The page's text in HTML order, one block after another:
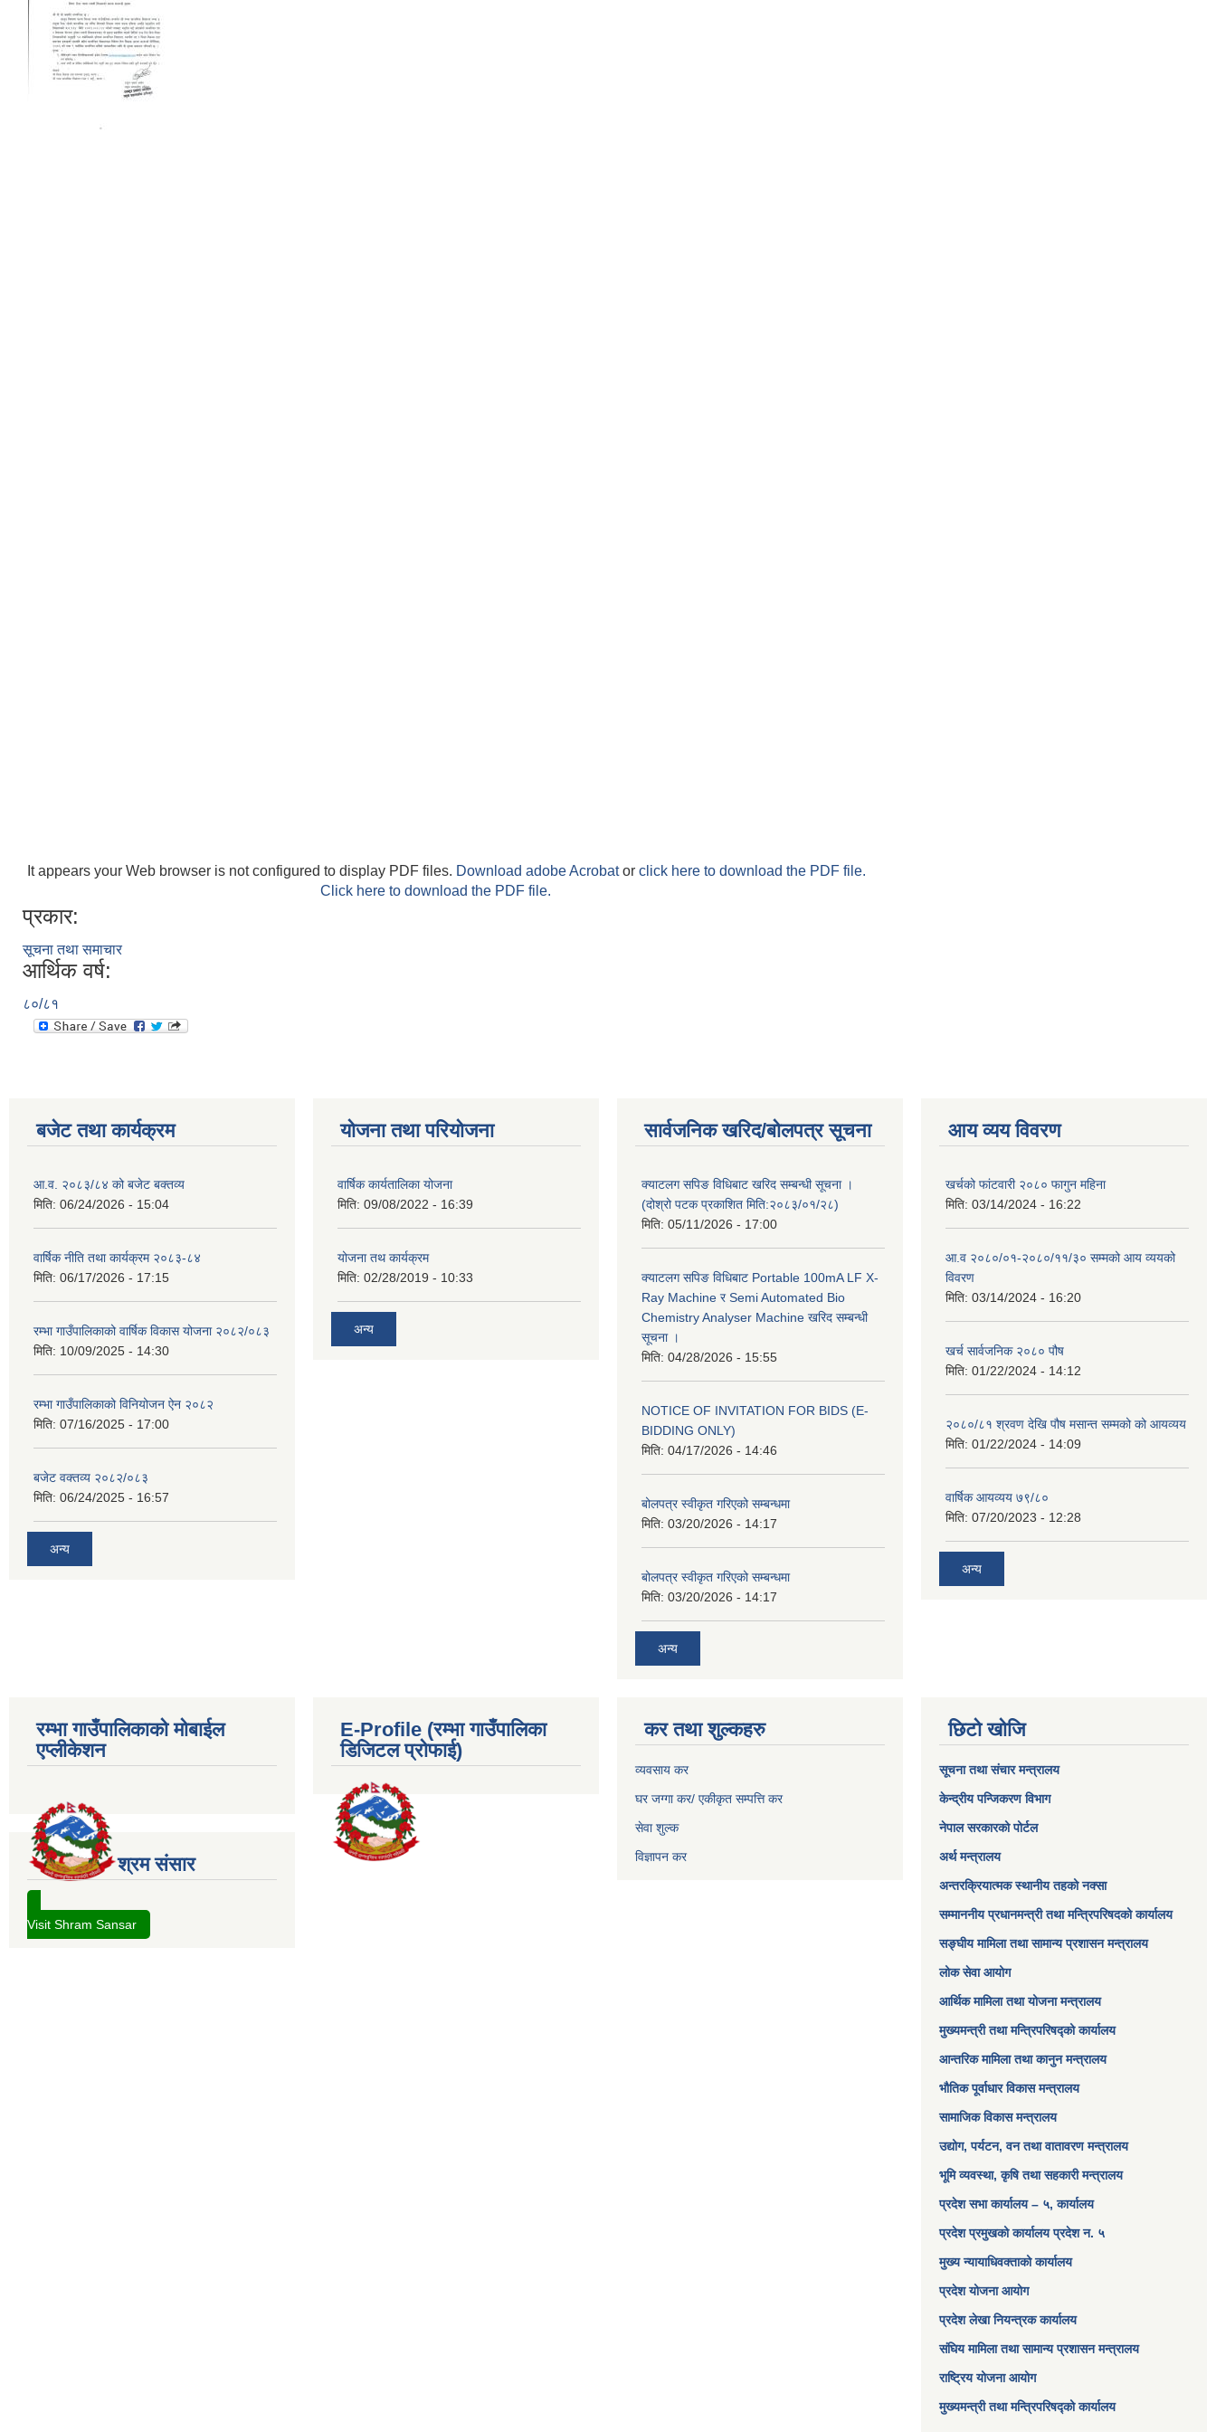
It appears your Web browser is not configured to display PDF files. Download adobe Acrobator click here to download the PDF file.
Click here to download the PDF file.
प्रकार:
सूचना तथा समाचार
आर्थिक वर्ष:
८०/८१
बजेट तथा कार्यक्रम
आ.व. २०८३/८४ को बजेट बक्तव्य
मिति: 06/24/2026 - 15:04
वार्षिक नीति तथा कार्यक्रम २०८३-८४
मिति: 06/17/2026 - 17:15
रम्भा गाउँपालिकाको वार्षिक विकास योजना २०८२/०८३
मिति: 10/09/2025 - 14:30
रम्भा गाउँपालिकाको विनियोजन ऐन २०८२
मिति: 07/16/2025 - 17:00
बजेट वक्तव्य २०८२/०८३
मिति: 06/24/2025 - 16:57
अन्य
योजना तथा परियोजना
वार्षिक कार्यतालिका योजना
मिति: 09/08/2022 - 16:39
योजना तथ कार्यक्रम
मिति: 02/28/2019 - 10:33
अन्य
सार्वजनिक खरिद/बोलपत्र सूचना
क्याटलग सपिङ विधिबाट खरिद सम्बन्धी सूचना ।
(दोश्रो पटक प्रकाशित मिति:२०८३/०१/२८)
मिति: 05/11/2026 - 17:00
क्याटलग सपिङ विधिबाट Portable 100mA LF X-
Ray Machine र Semi Automated Bio
Chemistry Analyser Machine खरिद सम्बन्धी
सूचना ।
मिति: 04/28/2026 - 15:55
NOTICE OF INVITATION FOR BIDS (E-
BIDDING ONLY)
मिति: 04/17/2026 - 14:46
बोलपत्र स्वीकृत गरिएको सम्बन्धमा
मिति: 03/20/2026 - 14:17
बोलपत्र स्वीकृत गरिएको सम्बन्धमा
मिति: 03/20/2026 - 14:17
अन्य
आय व्यय विवरण
खर्चको फांटवारी २०८० फागुन महिना
मिति: 03/14/2024 - 16:22
आ.व २०८०/०१-२०८०/११/३० सम्मको आय व्ययको
विवरण
मिति: 03/14/2024 - 16:20
खर्च सार्वजनिक २०८० पौष
मिति: 01/22/2024 - 14:12
२०८०/८१ श्रवण देखि पौष मसान्त सम्मको को आयव्यय
मिति: 01/22/2024 - 14:09
वार्षिक आयव्यय ७९/८०
मिति: 07/20/2023 - 12:28
अन्य
रम्भा गाउँपालिकाको मोबाईल
एप्लीकेशन
श्रम संसार
Visit Shram Sansar
E-Profile (रम्भा गाउँपालिका
डिजिटल प्रोफाई)
कर तथा शुल्कहरु
व्यवसाय कर
घर जग्गा कर/ एकीकृत सम्पत्ति कर
सेवा शुल्क
विज्ञापन कर
छिटो खोजि
सूचना तथा संचार मन्त्रालय
केन्द्रीय पन्जिकरण विभाग
नेपाल सरकारको पोर्टल
अर्थ मन्त्रालय
अन्तरक्रियात्मक स्थानीय तहको नक्सा
सम्माननीय प्रधानमन्त्री तथा मन्त्रिपरिषद‌को कार्यालय
सङ्‍घीय मामिला तथा सामान्य प्रशासन मन्त्रालय
लोक सेवा आयोग
आर्थिक मामिला तथा योजना मन्त्रालय​
मुख्यमन्त्री तथा मन्त्रिपरिषद्को कार्यालय
आन्तरिक मामिला तथा कानुन मन्त्रालय
भौतिक पूर्वाधार विकास मन्त्रालय
सामाजिक विकास मन्त्रालय
उद्योग, पर्यटन, वन तथा वातावरण मन्त्रालय
भूमि व्यवस्था, कृषि तथा सहकारी मन्त्रालय
प्रदेश सभा कार्यालय – ५, कार्यालय
प्रदेश प्रमुखको कार्यालय प्रदेश न. ५
मुख्य न्यायाधिवक्ताको कार्यालय
प्रदेश योजना आयोग
प्रदेश लेखा नियन्त्रक कार्यालय
संघिय मामिला तथा सामान्य प्रशासन मन्त्रालय
राष्ट्रिय योजना आयोग
मुख्यमन्त्री तथा मन्त्रिपरिषद्को कार्यालय